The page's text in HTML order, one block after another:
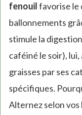
fenouilfavorise le
ballonnements
stimule la
caféiné le soir),
graisses par ses
spécifiques.
Alternez selon